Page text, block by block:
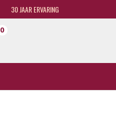
30 JAAR ERVARING
0